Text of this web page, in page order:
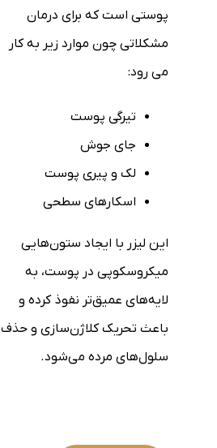
پوستی است که برای درمان
مشکلاتی چون موارد زیر به کار
می رود:
تیرگی پوست
جای جوش
لک و پیری پوست
اسکارهای سطحی
این لیزر با ایجاد ستون‌هایی
میکروسکوپی در پوست، به
لایه‌های عمیق‌تر نفوذ کرده و
باعث تحریک کلاژن‌سازی و حذف
سلول‌های مرده می‌شود.